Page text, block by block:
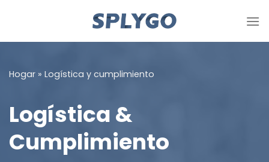
Hogar » Logística y cumplimiento
Logística &
Cumplimiento